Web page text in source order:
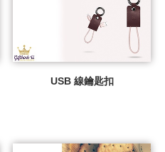
USB 線鑰匙扣